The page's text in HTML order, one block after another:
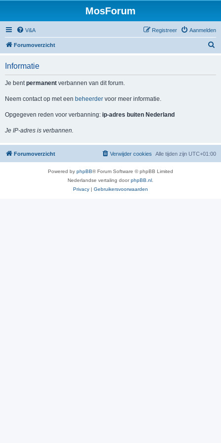
MosForum
V&A Aanmelden
Registreer
Forumoverzicht
Informatie
Je bentpermanent verbannen van dit forum.
Neem contact op met een beheerder voor meer informatie.
Opgegeven reden voor verbanning: ip-adres buiten Nederland
Je IP-adres is verbannen.
Forumoverzicht Alle tijden zijn UTC+01:00
Verwijder cookies
Powered by phpBB® Forum Software © phpBB Limited
Nederlandse vertaling doorphpBB.nl
Privacy | Gebruikersvoorwaarden